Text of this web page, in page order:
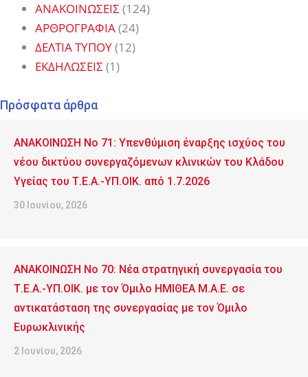
ΑΝΑΚΟΙΝΩΣΕΙΣ(124)
ΑΡΘΡΟΓΡΑΦΙΑ(24)
ΔΕΛΤΙΑ ΤΥΠΟΥ(12)
ΕΚΔΗΛΩΣΕΙΣ(1)
Πρόσφατα άρθρα
ΑΝΑΚΟΙΝΩΣΗ No 71: Υπενθύμιση έναρξης ισχύος του
νέου δικτύου συνεργαζόμενων κλινικών του Κλάδου
Υγείας του Τ.Ε.Α.-ΥΠ.ΟΙΚ. από 1.7.2026
30 Ιουνίου, 2026
ΑΝΑΚΟΙΝΩΣΗ No 70: Νέα στρατηγική συνεργασία του
Τ.Ε.Α.-ΥΠ.ΟΙΚ. με τον Όμιλο ΗΜΙΘΕΑ Μ.Α.Ε. σε
αντικατάσταση της συνεργασίας με τον Όμιλο
Ευρωκλινικής
2 Ιουνίου, 2026